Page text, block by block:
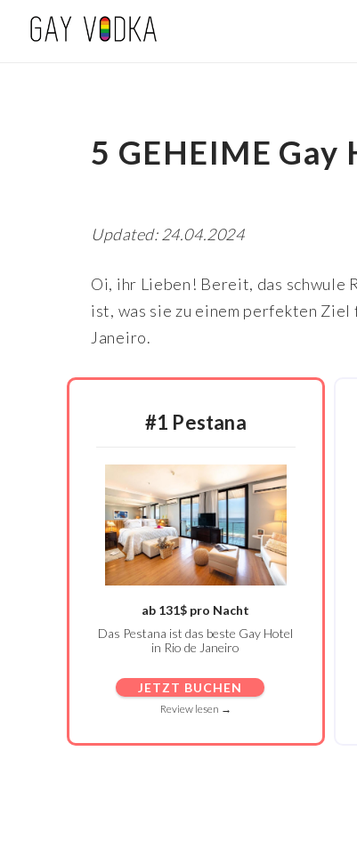
5 GEHEIME Gay
Updated: 24.04.2024
Oi, ihr Lieben! Bereit, das schwule
ist, was sie zu einem perfekten
Janeiro.
#1 Pestana
ab 131$ pro Nacht
Das Pestana ist das beste Gay Hotel
in Rio de Janeiro
JETZT BUCHEN
Review lesen →